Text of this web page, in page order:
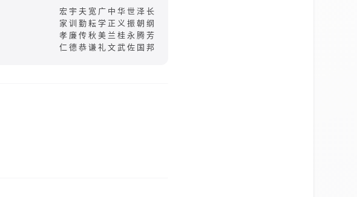
宏宇夫宽广中华世泽长
家训勤耘学正义振朝纲
孝廉传秋美兰桂永腾芳
仁德恭谦礼文武佐国邦